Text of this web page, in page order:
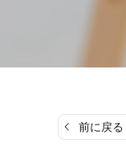
前に戻る